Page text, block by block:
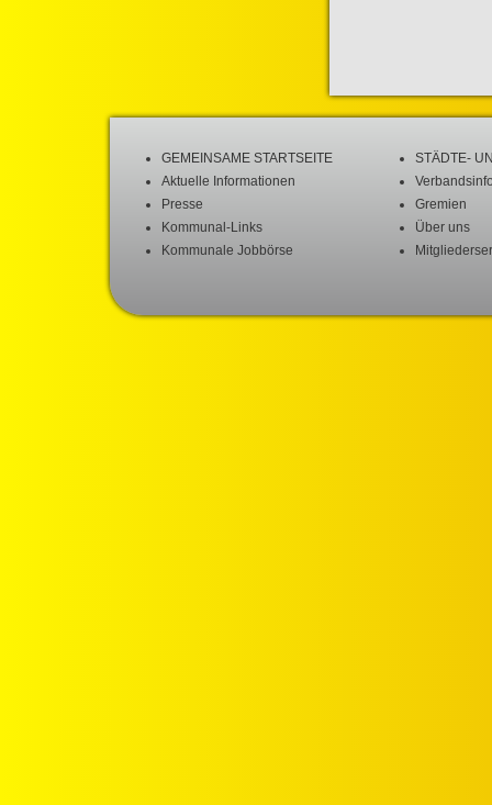
GEMEINSAME STARTSEITE
Aktuelle Informationen
Presse
Kommunal-Links
Kommunale Jobbörse
STÄDTE-
Gremien
Über uns